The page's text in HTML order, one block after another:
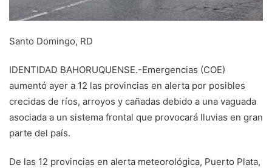
Santo Domingo, RD
IDENTIDAD BAHORUQUENSE.-Emergencias (COE)
aumentó ayer a 12 las provincias en alerta por posibles
crecidas de ríos, arroyos y cañadas debido a una vaguada
asociada a un sistema frontal que provocará lluvias en gran
parte del país.
De las 12 provincias en alerta meteorológica, Puerto Plata,